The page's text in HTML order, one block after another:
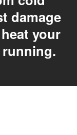
damage
your